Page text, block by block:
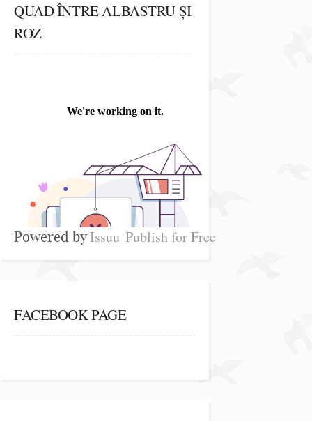
QUAD ÎNTRE ALBASTRU ȘI
ROZ
Powered byIssuu Publish for Free
FACEBOOK PAGE